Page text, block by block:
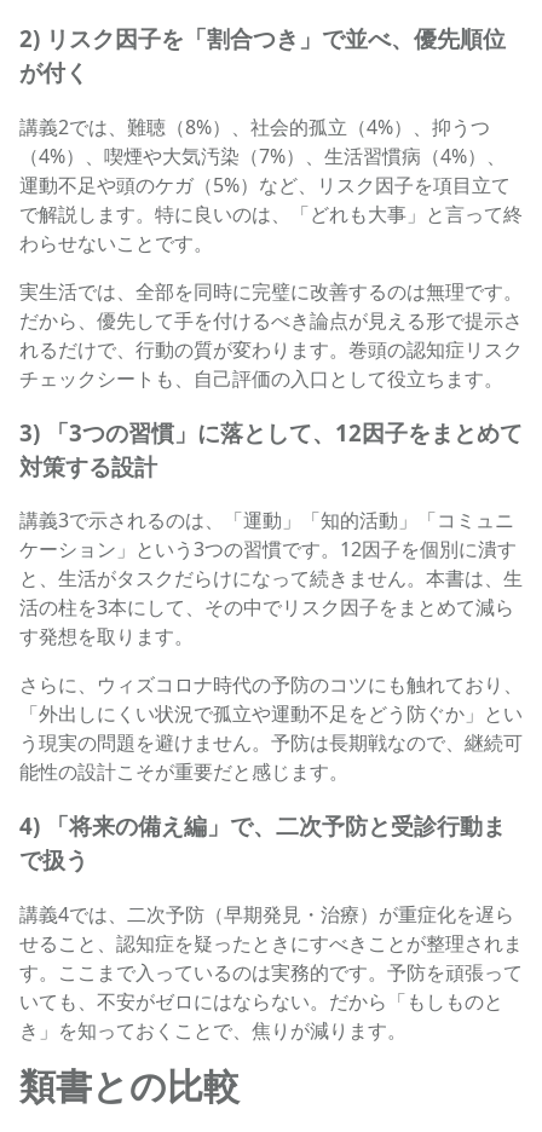
2) リスク因子を「割合つき」で並べ、優先順位
が付く
講義2では、難聴（8%）、社会的孤立（4%）、抑うつ
（4%）、喫煙や大気汚染（7%）、生活習慣病（4%）、
運動不足や頭のケガ（5%）など、リスク因子を項目立て
で解説します。特に良いのは、「どれも大事」と言って終
わらせないことです。
実生活では、全部を同時に完璧に改善するのは無理です。
だから、優先して手を付けるべき論点が見える形で提示さ
れるだけで、行動の質が変わります。巻頭の認知症リスク
チェックシートも、自己評価の入口として役立ちます。
3) 「3つの習慣」に落として、12因子をまとめて
対策する設計
講義3で示されるのは、「運動」「知的活動」「コミュニ
ケーション」という3つの習慣です。12因子を個別に潰す
と、生活がタスクだらけになって続きません。本書は、生
活の柱を3本にして、その中でリスク因子をまとめて減ら
す発想を取ります。
さらに、ウィズコロナ時代の予防のコツにも触れており、
「外出しにくい状況で孤立や運動不足をどう防ぐか」とい
う現実の問題を避けません。予防は長期戦なので、継続可
能性の設計こそが重要だと感じます。
4) 「将来の備え編」で、二次予防と受診行動ま
で扱う
講義4では、二次予防（早期発見・治療）が重症化を遅ら
せること、認知症を疑ったときにすべきことが整理されま
す。ここまで入っているのは実務的です。予防を頑張って
いても、不安がゼロにはならない。だから「もしものと
き」を知っておくことで、焦りが減ります。
類書との比較